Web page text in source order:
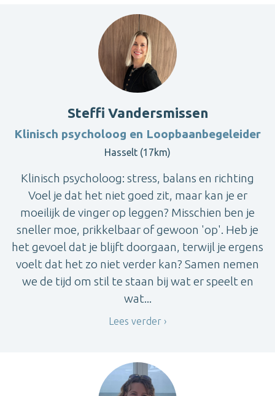
Steffi Vandersmissen
Klinisch psycholoog en Loopbaanbegeleider
Hasselt (17km)
Klinisch psycholoog: stress, balans en richting
Voel je dat het niet goed zit, maar kan je er
moeilijk de vinger op leggen? Misschien ben je
sneller moe, prikkelbaar of gewoon 'op'. Heb je
het gevoel dat je blijft doorgaan, terwijl je ergens
voelt dat het zo niet verder kan? Samen nemen
we de tijd om stil te staan bij wat er speelt en
wat...
Lees verder